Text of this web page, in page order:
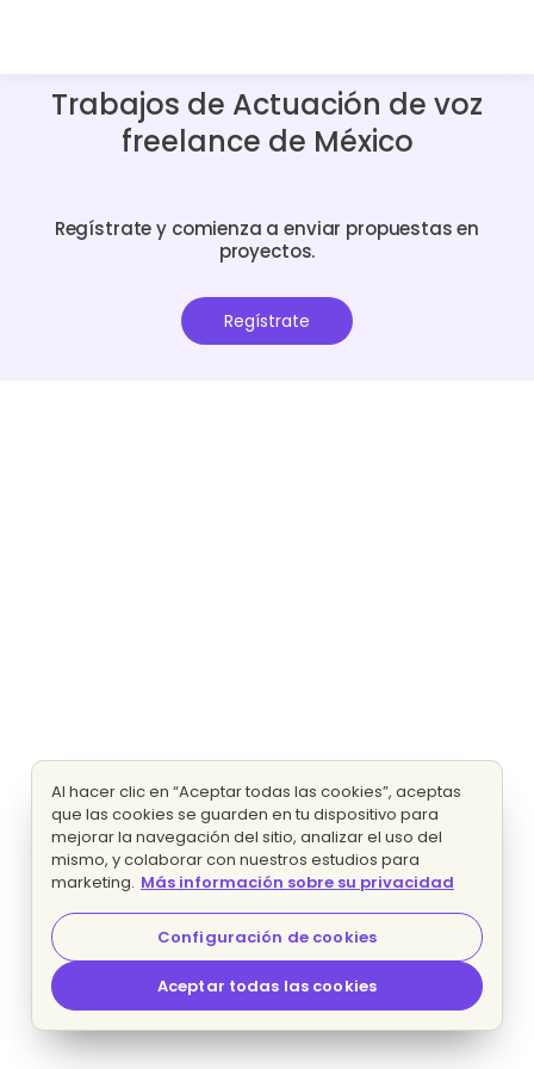
Trabajos de Actuación de voz
freelance de México
Regístrate y comienza a enviar propuestas en
proyectos.
Regístrate
Al hacer clic en “Aceptar todas las cookies”, aceptas
que las cookies se guarden en tu dispositivo para
mejorar la navegación del sitio, analizar el uso del
mismo, y colaborar con nuestros estudios para
marketing. Más información sobre su privacidad
Configuración de cookies
Aceptar todas las cookies